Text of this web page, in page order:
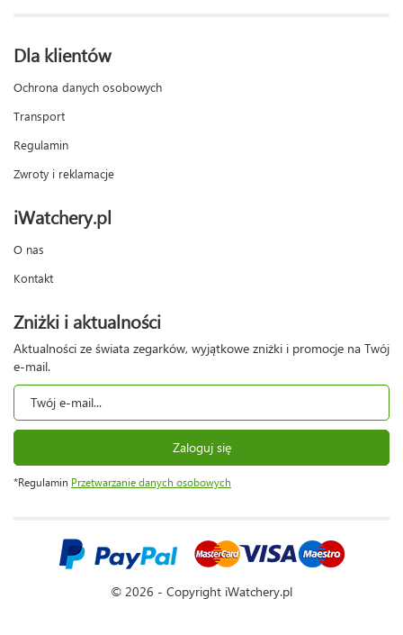
Dla klientów
Ochrona danych osobowych
Transport
Regulamin
Zwroty i reklamacje
iWatchery.pl
O nas
Kontakt
Zniżki i aktualności
Aktualności ze świata zegarków, wyjątkowe zniżki i promocje na Twój
e-mail.
Zaloguj się
*Regulamin Przetwarzanie danych osobowych
© 2026 - Copyright iWatchery.pl